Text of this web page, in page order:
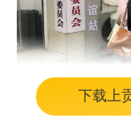
下载上